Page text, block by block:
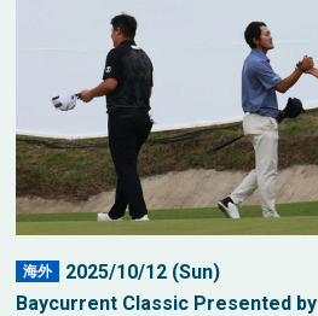
海外
2025/10/12 (Sun)
Baycurrent Classic Presented by